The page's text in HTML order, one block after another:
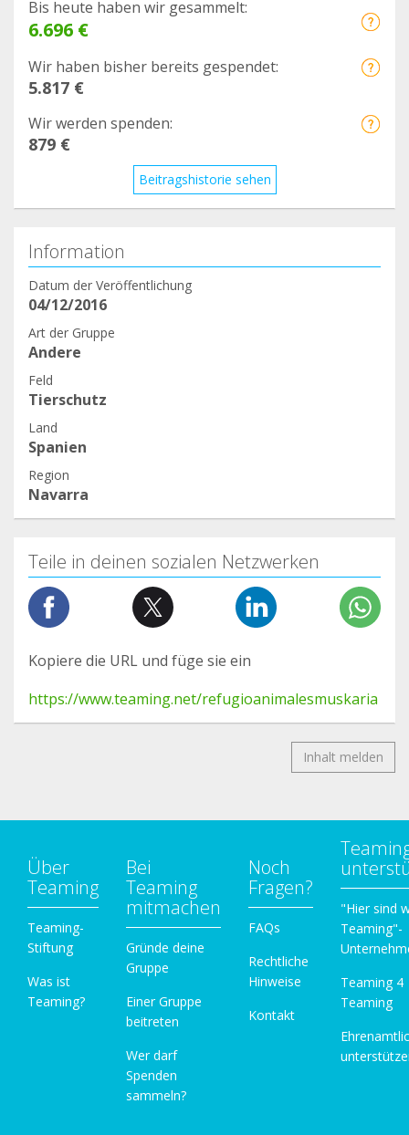
Bis heute haben wir gesammelt:
6.696 €
Wir haben bisher bereits gespendet:
5.817 €
Wir werden spenden:
879 €
Beitragshistorie sehen
Information
Datum der Veröffentlichung
04/12/2016
Art der Gruppe
Andere
Feld
Tierschutz
Land
Spanien
Region
Navarra
Teile in deinen sozialen Netzwerken
Kopiere die URL und füge sie ein
https://www.teaming.net/refugioanimalesmuskaria
Inhalt melden
Über
Teaming
Teaming-
Stiftung
Was ist
Teaming?
Bei
Teaming
mitmachen
Gründe deine
Gruppe
Einer Gruppe
beitreten
Wer darf
Spenden
sammeln?
Noch
Fragen?
FAQs
Rechtliche
Hinweise
Kontakt
"Hier sind
Teaming"-
Teaming 4
Teaming